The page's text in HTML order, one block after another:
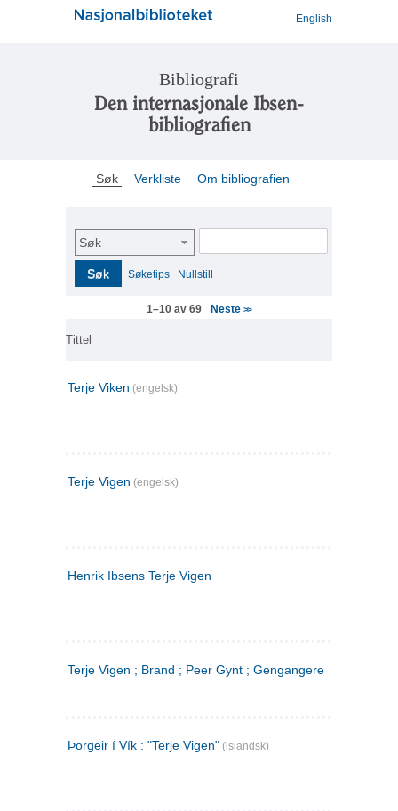
English
Bibliografi
Den internasjonale Ibsen-
bibliografien
Søk Verkliste Om bibliografien
Søk
Søk Søketips Nullstill
1–10 av 69 Neste>>
Tittel
Terje Viken (engelsk)
Terje Vigen (engelsk)
Henrik Ibsens Terje Vigen
Terje Vigen ; Brand ; Peer Gynt ; Gengangere
Þorgeir í Vík : "Terje Vigen" (islandsk)